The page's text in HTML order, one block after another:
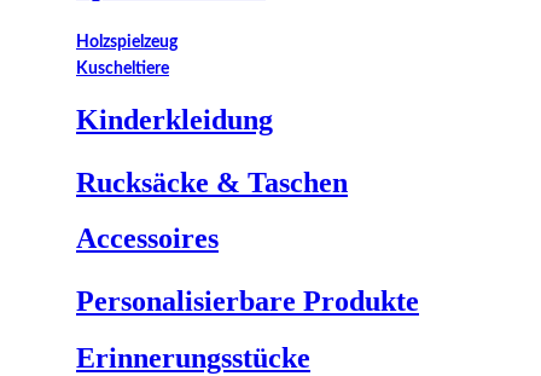
Holzspielzeug
Kuscheltiere
Kinderkleidung
Rucksäcke & Taschen
Accessoires
Personalisierbare Produkte
Erinnerungsstücke